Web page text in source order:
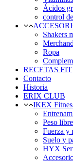
Ácidos
control
Shakers
Ropa
RECETAS FIT
Contacto
Historia
ERIX CLUB
IKEX
Peso libre
Fuerza y
Suelo y
HYX